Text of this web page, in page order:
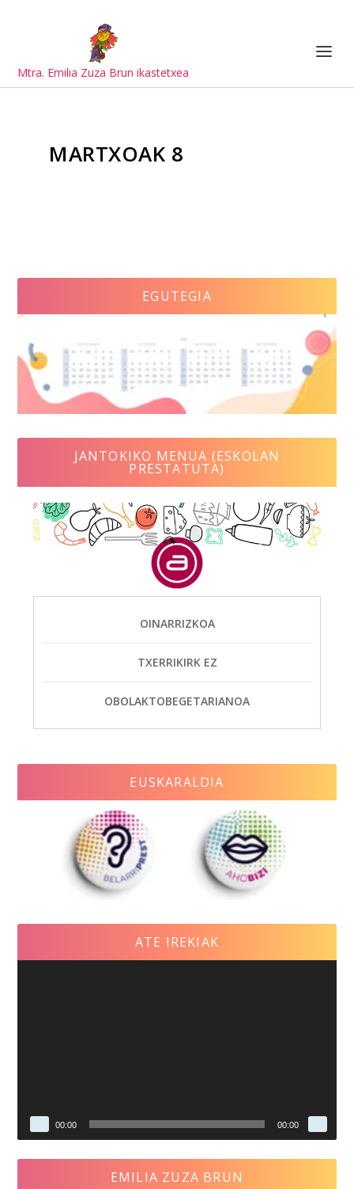
Mtra. Emilia Zuza Brun ikastetxea
MARTXOAK 8
EGUTEGIA
JANTOKIKO MENUA (ESKOLAN
PRESTATUTA)
OINARRIZKOA
TXERRIKIRK EZ
OBOLAKTOBEGETARIANOA
EUSKARALDIA
ATE IREKIAK
00:00 00:00
EMILIA ZUZA BRUN